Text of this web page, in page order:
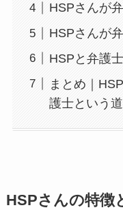
HSPさんが
HSPさんが
HSPと弁護
まとめ｜
護士という道
HSPさんの特徴